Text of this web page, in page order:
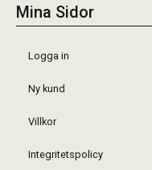
Mina Sidor
Logga in
Ny kund
Villkor
Integritetspolicy